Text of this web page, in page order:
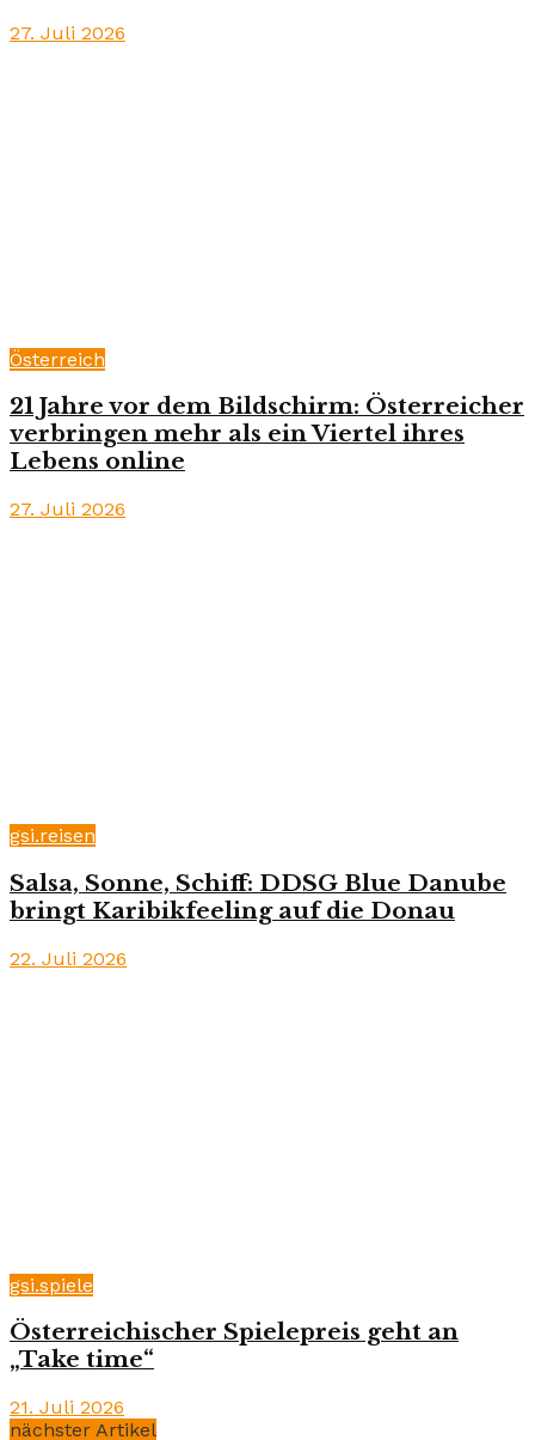
27. Juli 2026
Österreich
21 Jahre vor dem Bildschirm: Österreicher
verbringen mehr als ein Viertel ihres
Lebens online
27. Juli 2026
gsi.reisen
Salsa, Sonne, Schiff: DDSG Blue Danube
bringt Karibikfeeling auf die Donau
22. Juli 2026
gsi.spiele
Österreichischer Spielepreis geht an
„Take time“
21. Juli 2026
nächster Artikel